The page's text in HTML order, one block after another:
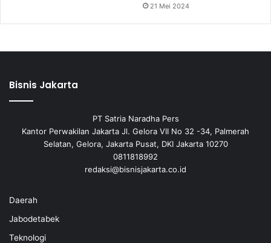
21 Mei 2024
Bisnis Jakarta
PT Satria Naradha Pers
Kantor Perwakilan Jakarta Jl. Gelora VII No 32 -34, Palmerah
Selatan, Gelora, Jakarta Pusat, DKI Jakarta 10270
0811818992
redaksi@bisnisjakarta.co.id
Daerah
Jabodetabek
Teknologi